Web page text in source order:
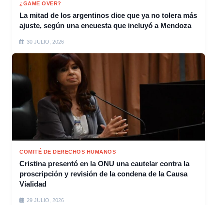
¿GAME OVER?
La mitad de los argentinos dice que ya no tolera más
ajuste, según una encuesta que incluyó a Mendoza
30 JULIO, 2026
COMITÉ DE DERECHOS HUMANOS
Cristina presentó en la ONU una cautelar contra la
proscripción y revisión de la condena de la Causa
Vialidad
29 JULIO, 2026